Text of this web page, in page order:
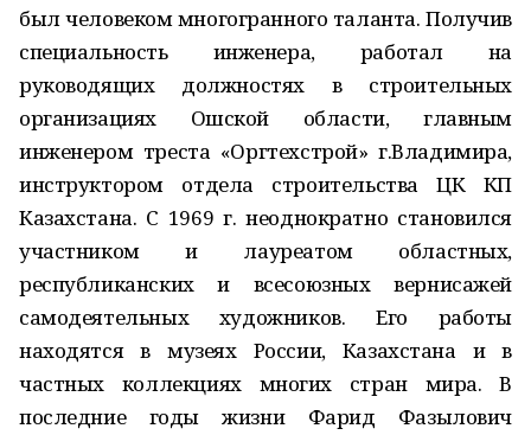
был человеком многогранного таланта. Получив
специальность инженера, работал на
руководящих должностях в строительных
организациях Ошской области, главным
инженером треста «Оргтехстрой» г.Владимира,
инструктором отдела строительства ЦК КП
Казахстана. С 1969 г. неоднократно становился
участником и лауреатом областных,
республиканских и всесоюзных вернисажей
самодеятельных художников. Его работы
находятся в музеях России, Казахстана и в
частных коллекциях многих стран мира. В
последние годы жизни Фарид Фазылович